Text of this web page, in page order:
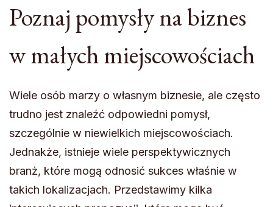
Poznaj pomysły na biznes
w małych miejscowościach
Wiele osób marzy o własnym biznesie, ale często
trudno jest znaleźć odpowiedni pomysł,
szczególnie w niewielkich miejscowościach.
Jednakże, istnieje wiele perspektywicznych
branż, które mogą odnosić sukces właśnie w
takich lokalizacjach. Przedstawimy kilka